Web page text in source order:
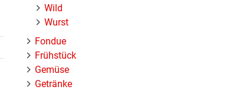
Wild
Wurst
Fondue
Frühstück
Gemüse
Getränke